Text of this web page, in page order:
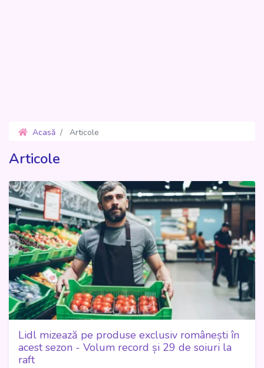
Acasă Articole
Articole
Lidl mizează pe produse exclusiv românești în
acest sezon - Volum record și 29 de soiuri la
raft